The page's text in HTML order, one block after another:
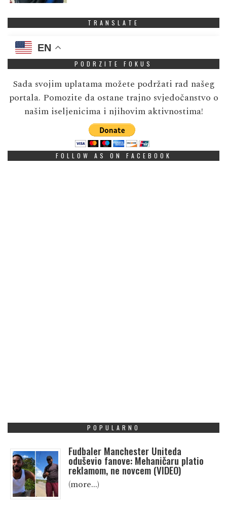
TRANSLATE
EN
PODRZITE FOKUS
Sada svojim uplatama možete podržati rad našeg
portala. Pomozite da ostane trajno svjedočanstvo o
našim iseljenicima i njihovim aktivnostima!
FOLLOW AS ON FACEBOOK
POPULARNO
Fudbaler Manchester Uniteda
oduševio fanove: Mehaničaru platio
reklamom, ne novcem (VIDEO)
(more…)